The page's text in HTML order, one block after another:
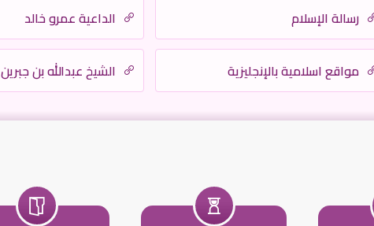
رسالة الإسلام الداعية عمرو خالد
مواقع اسلامية بالإنجليزية الشيخ عبدالله بن جبرين